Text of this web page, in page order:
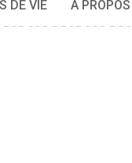
DE VIE A PROPOS